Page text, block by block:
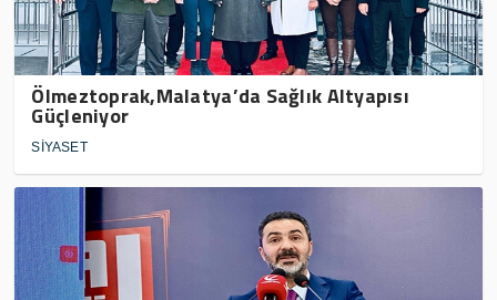
Ölmeztoprak,Malatya’da Sağlık Altyapısı
Güçleniyor
SİYASET